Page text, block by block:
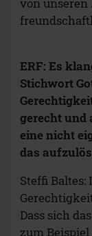
von
ERF: Es
Stichwort
gerecht und
eine nicht
das
Steffi Baltes:
Dass sich
zum Beispiel